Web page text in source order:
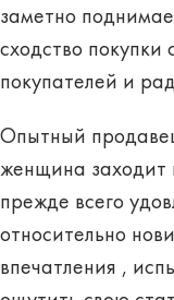
заметно
сходство покупки
покупателей и
Опытный
женщина заходит
прежде всего
относительно
впечатления ,